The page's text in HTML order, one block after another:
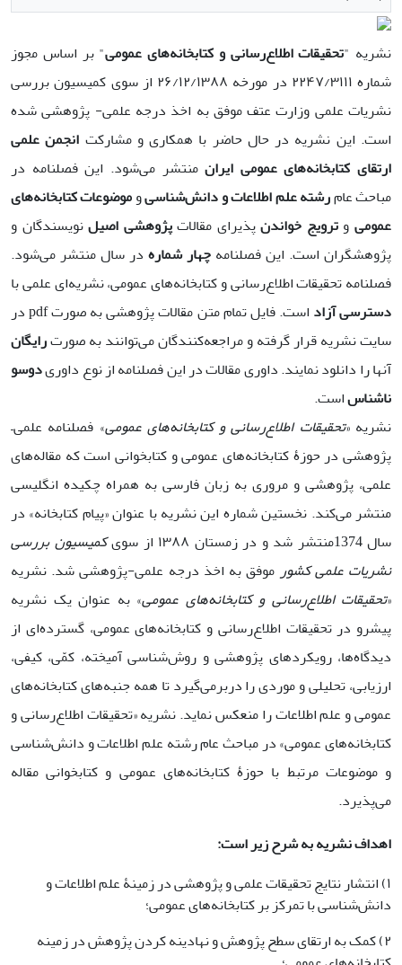
نشریه "تحقیقات اطلاع‌رسانی و کتابخانه‌های عمومی" بر اساس مجوز
شماره ۲۲۴۷/۳۱۱۱ در مورخه ۲۶/۱۲/۱۳۸۸ از سوی کمیسیون بررسی
نشریات علمی وزارت عتف موفق به اخذ درجه علمی- پژوهشی شده
است. این نشریه در حال حاضر با همکاری و مشارکت انجمن علمی
ارتقای کتابخانه‌های عمومی ایرانمنتشر می‌شود. این فصلنامه در
مباحث عامرشته علم اطلاعات و دانش‌شناسیوموضوعات کتابخانه‌های
عمومی وترویج خواندنپذیرای مقالاتپژوهشی اصیلنویسندگان و
پژوهشگران است. این فصلنامه چهار شماره در سال منتشر می‌شود.
فصلنامه تحقیقات اطلاع‌رسانی و کتابخانه‌های عمومی،‌ نشریه‌ای علمی با
دسترسی آزاد
است. فایل تمام متن مقالات پژوهشی به صورت pdf در
سایت نشریه قرار گرفته و مراجعه‌کنندگان می‌توانند به صورترایگان
آنها را دانلود نمایند. داوری مقالات در این فصلنامه از نوع داوریدوسو
ناشناساست.
نشریه «تحقیقات اطلاع‌رسانی و کتابخانه‌های عمومی» فصلنامه علمی–
پژوهشی در حوزۀ کتابخانه‌های عمومی و کتابخوانی است که مقاله‌های
علمی، پژوهشی و مروری به زبان فارسی به همراه چکیده انگلیسی
منتشر می‌کند. نخستین شماره این نشریه با عنوان «پیام کتابخانه» در
سال 1374منتشر شد و در زمستان ۱۳۸۸ از سوی
کمیسیون بررسی
نشریات علمی کشورموفق به اخذ درجه علمی-پژوهشی شد. نشریه
«تحقیقات اطلاع‌رسانی و کتابخانه‌های عمومی» به عنوان یک نشریه
پیشرو در تحقیقات اطلاع‌رسانی و کتابخانه‌های عمومی، گسترده‌ای از
دیدگاه‌ها، رویکردهای پژوهشی و روش‌شناسی آمیخته، کمّی، کیفی،
ارزیابی، تحلیلی و موردی را دربرمی‌گیرد تا همه جنبه‌های کتابخانه‌های
عمومی و علم اطلاعات را منعکس نماید. نشریه «تحقیقات اطلاع‌رسانی و
کتابخانه‌های عمومی» در مباحث عام رشته علم اطلاعات و دانش‌شناسی
و ‌‌‌‌موضوعات مرتبط با حوزۀ‌ کتابخانه‌های عمومی و کتابخوانی مقاله‌
می‌پذیرد.
اهداف نشریه به شرح زیر است:
۱) انتشار نتایج تحقیقات علمی و پژوهشی در زمینۀ علم اطلاعات و
دانش‌شناسی با تمرکز بر کتابخانه‌های عمومی؛
۲) کمک به ارتقای سطح پژوهش و نهادینه کردن پژوهش در زمینه